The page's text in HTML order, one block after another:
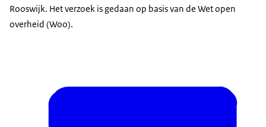
Rooswijk. Het verzoek is gedaan op basis van de Wet open
overheid (Woo).